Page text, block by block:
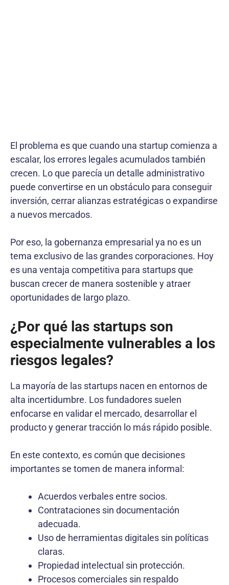
El problema es que cuando una startup comienza a
escalar, los errores legales acumulados también
crecen. Lo que parecía un detalle administrativo
puede convertirse en un obstáculo para conseguir
inversión, cerrar alianzas estratégicas o expandirse
a nuevos mercados.
Por eso, la gobernanza empresarial ya no es un
tema exclusivo de las grandes corporaciones. Hoy
es una ventaja competitiva para startups que
buscan crecer de manera sostenible y atraer
oportunidades de largo plazo.
¿Por qué las startups son
especialmente vulnerables a los
riesgos legales?
La mayoría de las startups nacen en entornos de
alta incertidumbre. Los fundadores suelen
enfocarse en validar el mercado, desarrollar el
producto y generar tracción lo más rápido posible.
En este contexto, es común que decisiones
importantes se tomen de manera informal:
Acuerdos verbales entre socios.
Contrataciones sin documentación
adecuada.
Uso de herramientas digitales sin políticas
claras.
Propiedad intelectual sin protección.
Procesos comerciales sin respaldo